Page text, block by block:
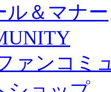
ル＆マナー
ァンコミ